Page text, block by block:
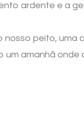
ardente e a
peito, uma
amanhã onde